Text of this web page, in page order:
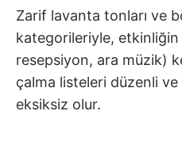
Zarif lavanta tonları ve
kategorileriyle,
resepsiyon, ara müzik)
çalma listeleri düzenli
eksiksiz olur.